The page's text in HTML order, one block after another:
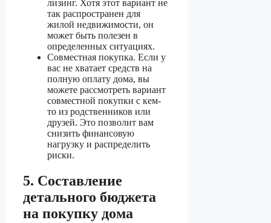
лизинг. Хотя этот вариант не
так распространен для
жилой недвижимости, он
может быть полезен в
определенных ситуациях.
Совместная покупка. Если у
вас не хватает средств на
полную оплату дома, вы
можете рассмотреть вариант
совместной покупки с кем-
то из родственников или
друзей. Это позволит вам
снизить финансовую
нагрузку и распределить
риски.
5. Составление
детального бюджета
на покупку дома